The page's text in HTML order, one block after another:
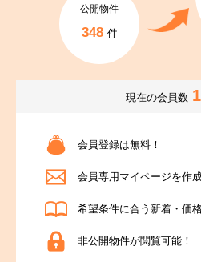
公開物件
348 件
現在の会員数
会員登録は無料！
会員専用マイページを作成
希望条件に合う新着・価
非公開物件が閲覧可能！